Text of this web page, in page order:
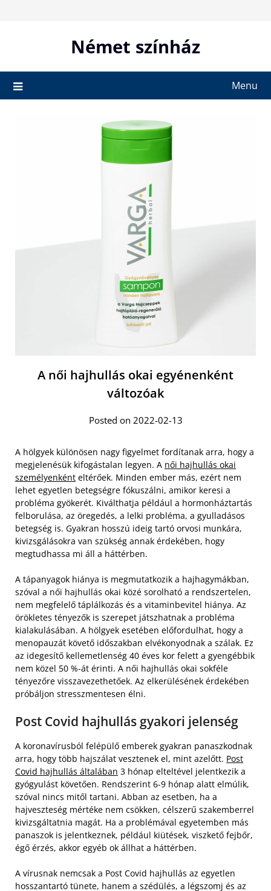
Német színház
Menu
A női hajhullás okai egyénenként
változóak
Posted on 2022-02-13
A hölgyek különösen nagy figyelmet fordítanak arra, hogy a
megjelenésük kifogástalan legyen. A női hajhullás okai
személyenként eltérőek. Minden ember más, ezért nem
lehet egyetlen betegségre fókuszálni, amikor keresi a
probléma gyökerét. Kiválthatja például a hormonháztartás
felborulása, az öregedés, a lelki probléma, a gyulladásos
betegség is. Gyakran hosszú ideig tartó orvosi munkára,
kivizsgálásokra van szükség annak érdekében, hogy
megtudhassa mi áll a háttérben.
A tápanyagok hiánya is megmutatkozik a hajhagymákban,
szóval a női hajhullás okai közé sorolható a rendszertelen,
nem megfelelő táplálkozás és a vitaminbevitel hiánya. Az
örökletes tényezők is szerepet játszhatnak a probléma
kialakulásában. A hölgyek esetében előfordulhat, hogy a
menopauzát követő időszakban elvékonyodnak a szálak. Ez
az idegesítő kellemetlenség 40 éves kor felett a gyengébbik
nem közel 50 %-át érinti. A női hajhullás okai sokféle
tényezőre visszavezethetőek. Az elkerülésének érdekében
próbáljon stresszmentesen élni.
Post Covid hajhullás gyakori jelenség
A koronavírusból felépülő emberek gyakran panaszkodnak
arra, hogy több hajszálat vesztenek el, mint azelőtt. Post
Covid hajhullás általában 3 hónap elteltével jelentkezik a
gyógyulást követően. Rendszerint 6-9 hónap alatt elmúlik,
szóval nincs mitől tartani. Abban az esetben, ha a
hajveszteség mértéke nem csökken, célszerű szakemberrel
kivizsgáltatnia magát. Ha a problémával egyetemben más
panaszok is jelentkeznek, például kiütések, viszkető fejbőr,
égő érzés, akkor egyéb ok állhat a háttérben.
A vírusnak nemcsak a Post Covid hajhullás az egyetlen
hosszantartó tünete, hanem a szédülés, a légszomj és az